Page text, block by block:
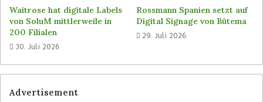
Fragen zu Urlaubsanträgen und anderen
Personalthemen in natürlicher Sprache zu
stellen.
Waitrose hat digitale Labels
von SoluM mittlerweile in
200 Filialen
30. Juli 2026
Rossmann Spanien setzt auf
Digital Signage von Bütema
29. Juli 2026
Advertisement